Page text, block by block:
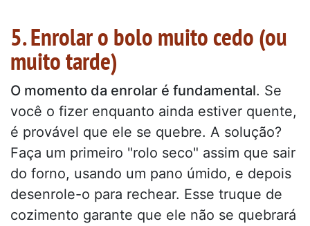
5. Enrolar o bolo muito cedo (ou
muito tarde)
O momento da enrolar é fundamental. Se
você o fizer enquanto ainda estiver quente,
é provável que ele se quebre. A solução?
Faça um primeiro "rolo seco" assim que sair
do forno, usando um pano úmido, e depois
desenrole-o para rechear. Esse truque de
cozimento garante que ele não se quebrará